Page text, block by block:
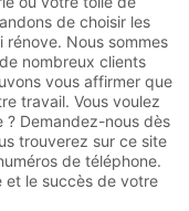
de choisir les
Nous sommes
nombreux clients
vous affirmer que
travail. Vous voulez
? Demandez-nous dès
trouverez sur ce site
de téléphone.
et le succès de votre